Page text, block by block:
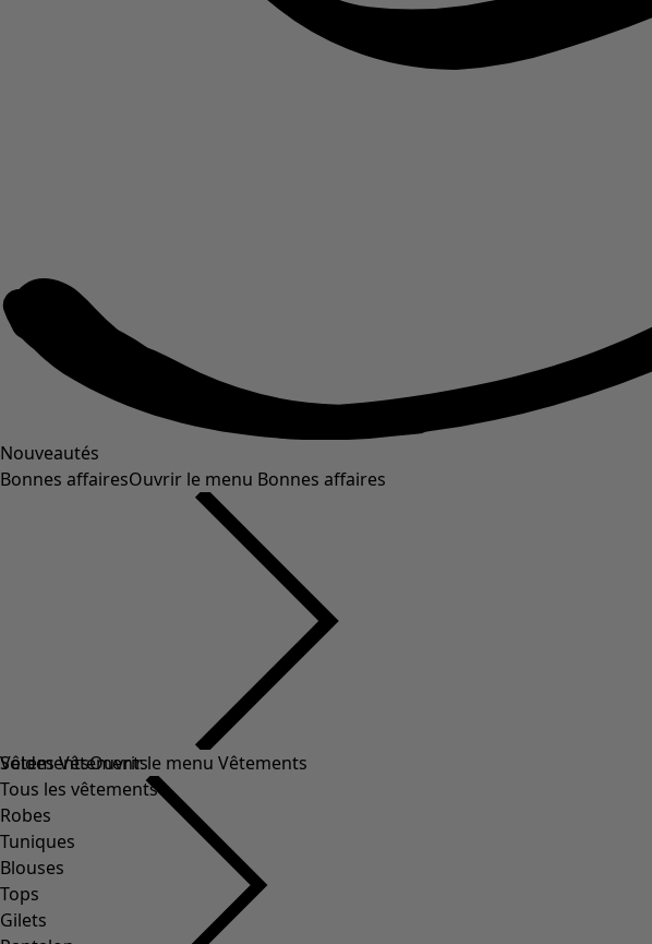
Nouveautés
Bonnes affairesOuvrir le menu Bonnes affaires
Soldes Vêtements
Tous les vêtements
Robes
Tuniques
Blouses
Tops
Gilets
VêtementsOuvrir le menu Vêtements